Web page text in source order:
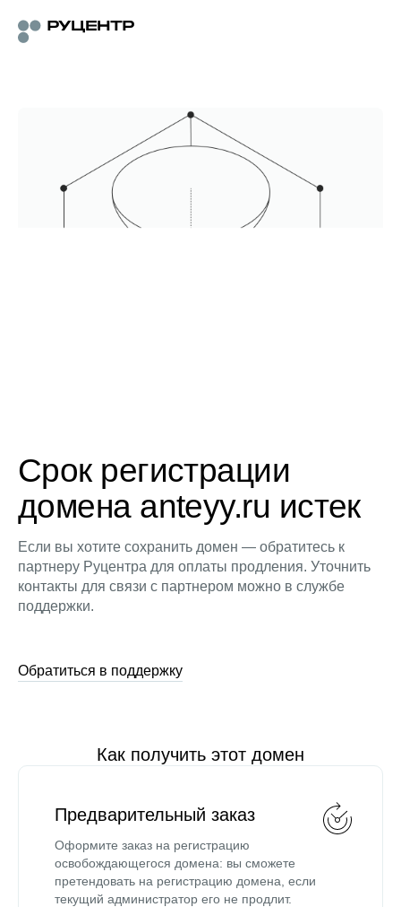
Срок регистрации
домена anteyy.ru истек
Если вы хотите сохранить домен — обратитесь к
партнеру Руцентра для оплаты продления. Уточнить
контакты для связи с партнером можно в службе
поддержки.
Обратиться в поддержку
Как получить этот домен
Предварительный заказ
Оформите заказ на регистрацию
освобождающегося домена: вы сможете
претендовать на регистрацию домена, если
текущий администратор его не продлит.